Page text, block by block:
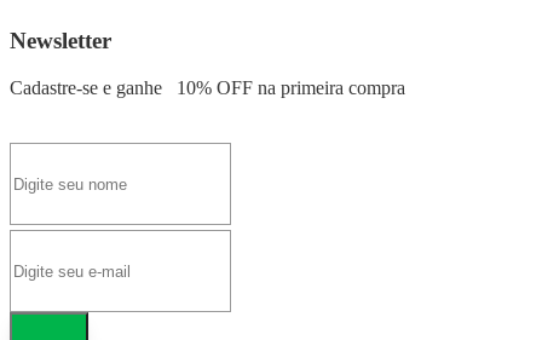
Newsletter
Cadastre-se e ganhe 10% OFF na primeira compra